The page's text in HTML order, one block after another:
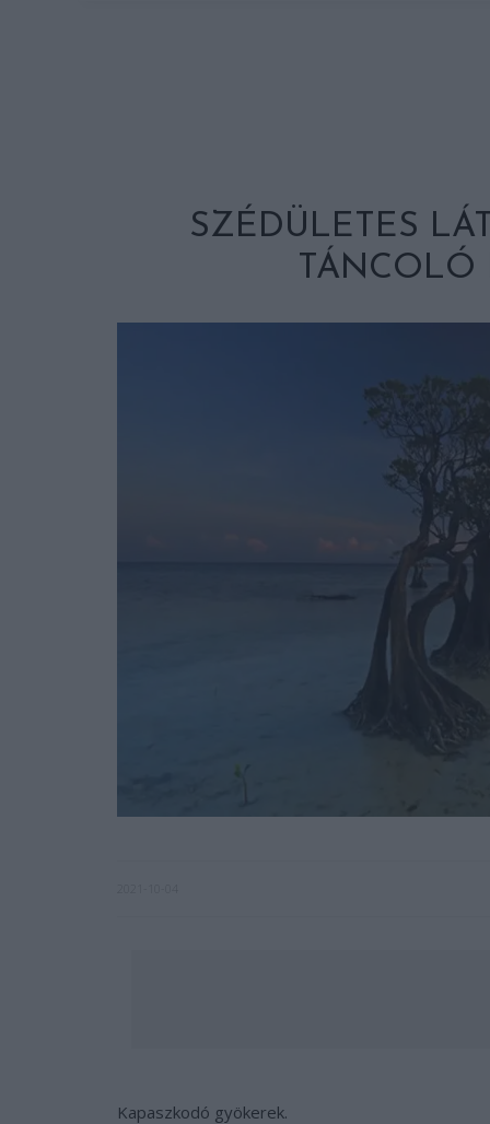
SZÉDÜLETES
TÁNCOLÓ
Kapaszkodó gyökerek.